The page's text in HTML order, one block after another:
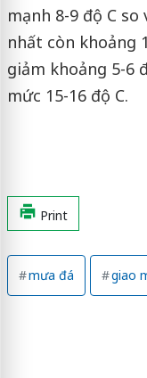
mạnh 8-9 độ C
nhất còn khoảng
giảm khoảng 5-6
mức 15-16 độ C.
Print
mưa đá giao